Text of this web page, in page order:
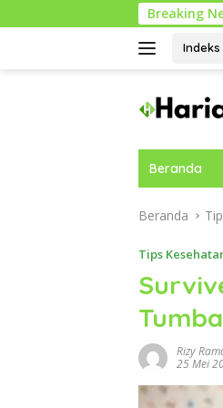
ke
Breaking
Indeks
Beranda
Beranda
Tips
Rizy
25 Mei